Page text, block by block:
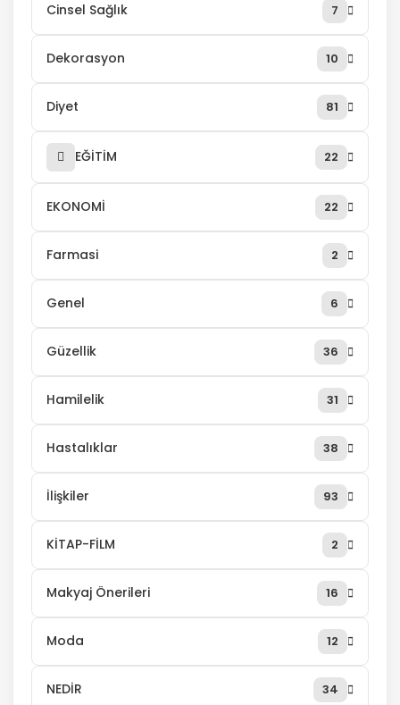
Cinsel Sağlık 7
Dekorasyon 10
Diyet 81
EĞİTİM 22
EKONOMİ 22
Farmasi 2
Genel 6
Güzellik 36
Hamilelik 31
Hastalıklar 38
İlişkiler 93
KİTAP-FİLM 2
Makyaj Önerileri 16
Moda 12
NEDİR 34